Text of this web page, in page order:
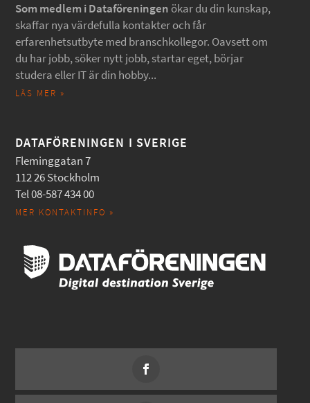
Som medlem i Dataföreningen ökar du din kunskap,
skaffar nya värdefulla kontakter och får
erfarenhetsutbyte med branschkollegor. Oavsett om
du har jobb, söker nytt jobb, startar eget, börjar
studera eller IT är din hobby...
LÄS MER »
DATAFÖRENINGEN I SVERIGE
Fleminggatan 7
112 26 Stockholm
Tel 08-587 434 00
MER KONTAKTINFO »